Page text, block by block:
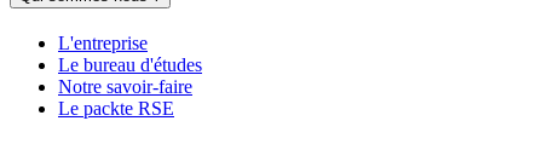
L'entreprise
Le bureau d'études
Notre savoir-faire
Le packte RSE